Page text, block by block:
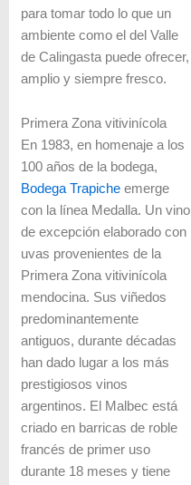
para tomar todo lo que un
ambiente como el del Valle
de Calingasta puede ofrecer,
amplio y siempre fresco.
Primera Zona vitivinícola
En 1983, en homenaje a los
100 años de la bodega,
Bodega Trapicheemerge
con la línea Medalla. Un vino
de excepción elaborado con
uvas provenientes de la
Primera Zona vitivinícola
mendocina. Sus viñedos
predominantemente
antiguos, durante décadas
han dado lugar a los más
prestigiosos vinos
argentinos. El Malbec está
criado en barricas de roble
francés de primer uso
durante 18 meses y tiene